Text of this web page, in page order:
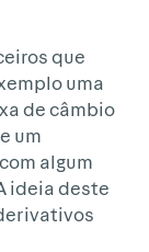
que
uma
de câmbio
um
algum
ideia deste